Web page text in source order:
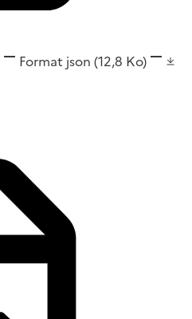
Format json (12,8 Ko)